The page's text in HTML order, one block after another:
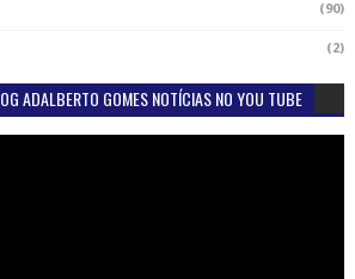
(90)
(2)
ADALBERTO GOMES NOTÍCIAS NO YOU TUBE